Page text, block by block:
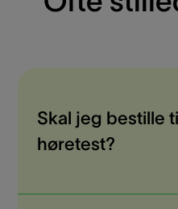
Skal jeg bestille
høretest?